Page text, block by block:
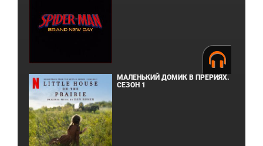
МАЛЕНЬКИЙ ДОМИК В ПРЕРИЯХ.
СЕЗОН 1